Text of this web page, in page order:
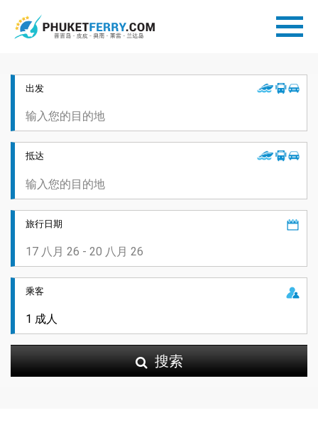
出发
抵达
旅行日期
乘客
搜索